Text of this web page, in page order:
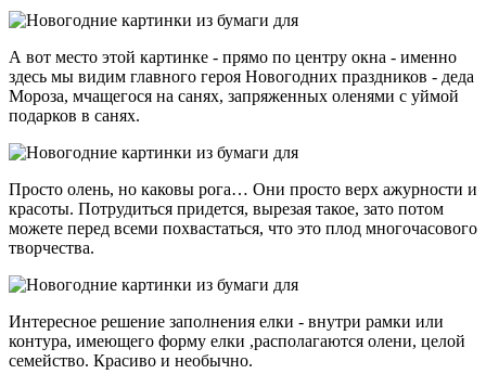
А вот место этой картинке - прямо по центру окна - именно
здесь мы видим главного героя Новогодних праздников - деда
Мороза, мчащегося на санях, запряженных оленями с уймой
подарков в санях.
Просто олень, но каковы рога… Они просто верх ажурности и
красоты. Потрудиться придется, вырезая такое, зато потом
можете перед всеми похвастаться, что это плод многочасового
творчества.
Интересное решение заполнения елки - внутри рамки или
контура, имеющего форму елки ,располагаются олени, целой
семейство. Красиво и необычно.